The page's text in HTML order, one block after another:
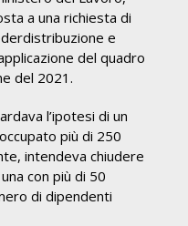
a una richiesta di
e
del quadro
del 2021.
l’ipotesi di un
più di 250
intendeva chiudere
con più di 50
di dipendenti